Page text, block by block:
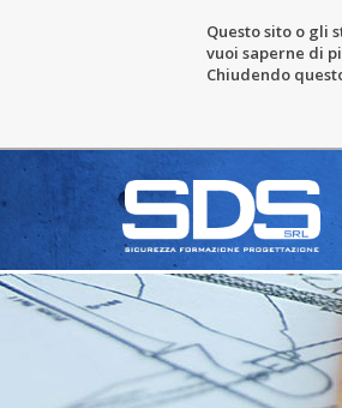
Questo sito o gli
vuoi saperne di
Chiudendo